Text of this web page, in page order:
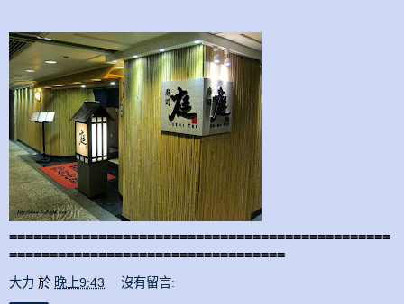
===============================================
==================================
大力 於 晚上9:43 沒有留言: